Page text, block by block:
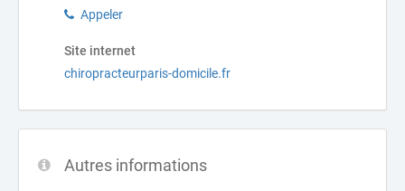
Appeler
Site internet
chiropracteurparis-domicile.fr
Autres informations